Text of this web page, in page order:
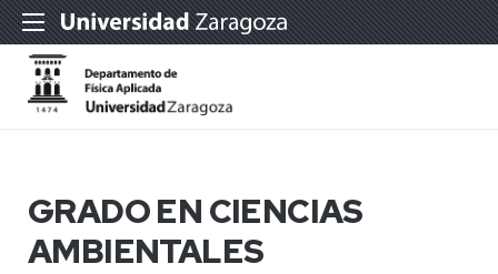
GRADO EN CIENCIAS
AMBIENTALES